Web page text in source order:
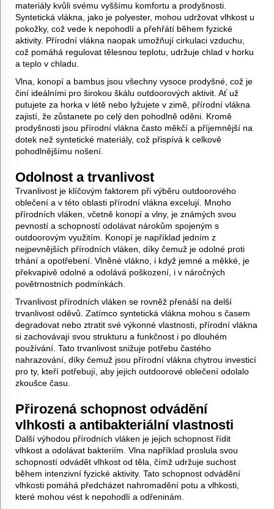
materiály kvůli svému vyššímu komfortu a prodyšnosti.
Syntetická vlákna, jako je polyester, mohou udržovat vlhkost u
pokožky, což vede k nepohodlí a přehřátí během fyzické
aktivity. Přírodní vlákna naopak umožňují cirkulaci vzduchu,
což pomáhá regulovat tělesnou teplotu, udržuje chlad v horku
a teplo v chladu.
Vlna, konopí a bambus jsou všechny vysoce prodyšné, což je
činí ideálními pro širokou škálu outdoorových aktivit. Ať už
putujete za horka v létě nebo lyžujete v zimě, přírodní vlákna
zajistí, že zůstanete po celý den pohodlně oděni. Kromě
prodyšnosti jsou přírodní vlákna často měkčí a příjemnější na
dotek než syntetické materiály, což přispívá k celkově
pohodlnějšímu nošení.
Odolnost a trvanlivost
Trvanlivost je klíčovým faktorem při výběru outdoorového
oblečení a v této oblasti přírodní vlákna excelují. Mnoho
přírodních vláken, včetně konopí a vlny, je známých svou
pevností a schopností odolávat nárokům spojeným s
outdoorovým využitím. Konopí je například jedním z
nejpevnějších přírodních vláken, díky čemuž je odolné proti
trhání a opotřebení. Vlněné vlákno, i když jemné a měkké, je
překvapivě odolné a odolává poškození, i v náročných
povětrnostních podmínkách.
Trvanlivost přírodních vláken se rovněž přenáší na delší
trvanlivost oděvů. Zatímco syntetická vlákna mohou s časem
degradovat nebo ztratit své výkonné vlastnosti, přírodní vlákna
si zachovávají svou strukturu a funkčnost i po dlouhém
používání. Tato trvanlivost snižuje potřebu častého
nahrazování, díky čemuž jsou přírodní vlákna chytrou investicí
pro ty, kteří potřebují, aby jejich outdoorové oblečení odolalo
zkoušce času.
Přirozená schopnost odvádění
vlhkosti a antibakteriální vlastnosti
Další výhodou přírodních vláken je jejich schopnost řídit
vlhkost a odolávat bakteriím. Vlna například proslula svou
schopností odvádět vlhkost od těla, čímž udržuje suchost
během intenzivní fyzické aktivity. Tato schopnost odvádění
vlhkosti pomáhá předcházet nahromadění potu a vlhkosti,
které mohou vést k nepohodlí a odřeninám.